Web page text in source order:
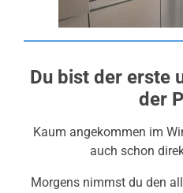
Du bist der erste
der
Kaum angekommen im
auch schon
Morgens nimmst du den